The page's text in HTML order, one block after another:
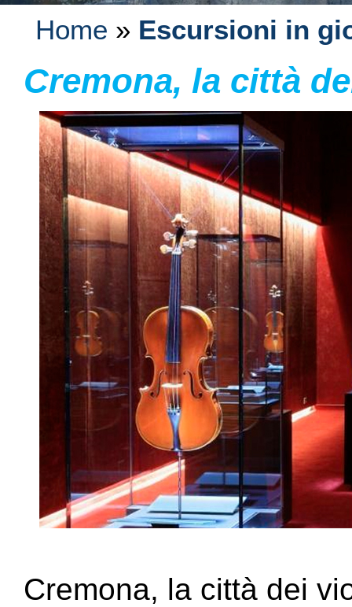
Home » Escursioni in
Cremona, la città
Cremona, la città dei